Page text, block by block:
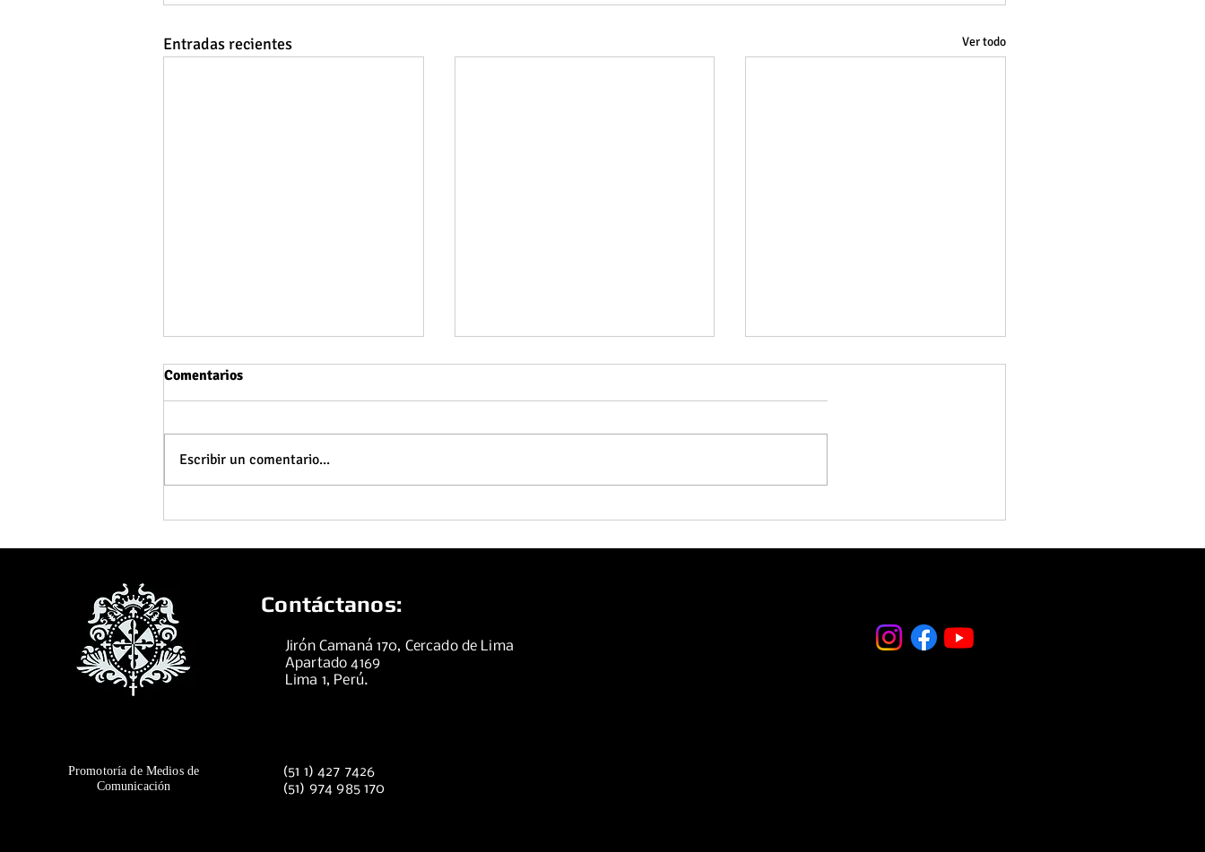
Entradas recientes Ver todo
Viernes 31 de julio 2026
Comentarios
Escribir un comentario...
Contáctanos:
Jirón Camaná 170, Cercado de Lima
Apartado 4169
Lima 1, Perú.
Promotoría de Medios de
Comunicación
(51 1) 427 7426
(51) 974 985 170